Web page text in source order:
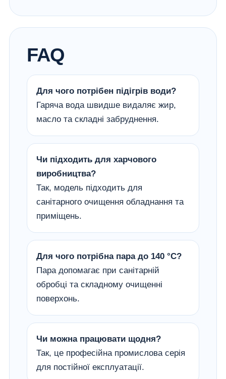
FAQ
Для чого потрібен підігрів води?
Гаряча вода швидше видаляє жир,
масло та складні забруднення.
Чи підходить для харчового
виробництва?
Так, модель підходить для
санітарного очищення обладнання та
приміщень.
Для чого потрібна пара до 140 °C?
Пара допомагає при санітарній
обробці та складному очищенні
поверхонь.
Чи можна працювати щодня?
Так, це професійна промислова серія
для постійної експлуатації.